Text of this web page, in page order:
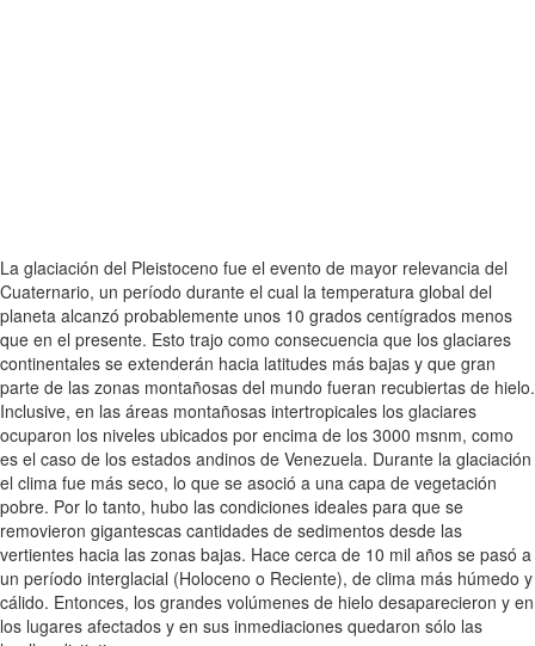
La glaciación del Pleistoceno fue el evento de mayor relevancia del
Cuaternario, un período durante el cual la temperatura global del
planeta alcanzó probablemente unos 10 grados centígrados menos
que en el presente. Esto trajo como consecuencia que los glaciares
continentales se extenderán hacia latitudes más bajas y que gran
parte de las zonas montañosas del mundo fueran recubiertas de hielo.
Inclusive, en las áreas montañosas intertropicales los glaciares
ocuparon los niveles ubicados por encima de los 3000 msnm, como
es el caso de los estados andinos de Venezuela. Durante la glaciación
el clima fue más seco, lo que se asoció a una capa de vegetación
pobre. Por lo tanto, hubo las condiciones ideales para que se
removieron gigantescas cantidades de sedimentos desde las
vertientes hacia las zonas bajas. Hace cerca de 10 mil años se pasó a
un período interglacial (Holoceno o Reciente), de clima más húmedo y
cálido. Entonces, los grandes volúmenes de hielo desaparecieron y en
los lugares afectados y en sus inmediaciones quedaron sólo las